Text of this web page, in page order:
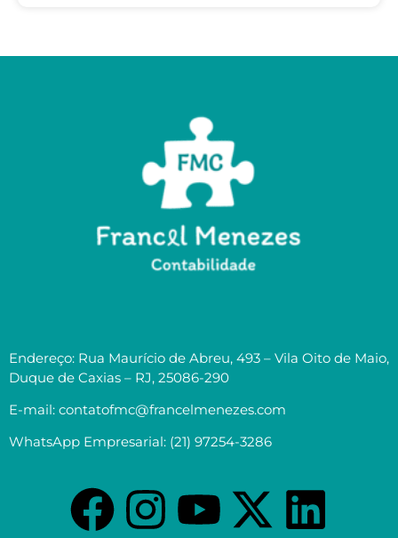
Endereço: Rua Maurício de Abreu, 493 – Vila Oito de Maio,
Duque de Caxias – RJ, 25086-290
E-mail: contatofmc@francelmenezes.com
WhatsApp Empresarial: (21) 97254-3286